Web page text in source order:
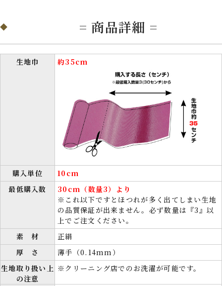
= 商品詳細 =
生地巾 約35cm
購入単位
10cm
最低購入数
30cm（数量3）より
※これ以下ですとほつれが多く出てしまい生地
の品質保証が出来ません。必ず数量は『3』以
上でご注文ください。
素 材
正絹
厚 さ
薄手（0.14mm）
生地取り扱い上
の注意
※クリーニング店でのお洗濯が可能です。